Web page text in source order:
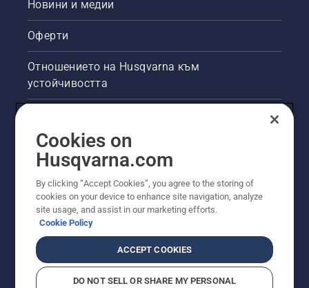
Новини и медии
Оферти
Отношението на Husqvarna към
устойчивостта
Други сайтове на Husqvarna
Cookies on
Husqvarna.com
By clicking “Accept Cookies”, you agree to the storing of
cookies on your device to enhance site navigation, analyze
site usage, and assist in our marketing efforts.
Cookie Policy
ACCEPT COOKIES
DO NOT SELL OR SHARE MY PERSONAL